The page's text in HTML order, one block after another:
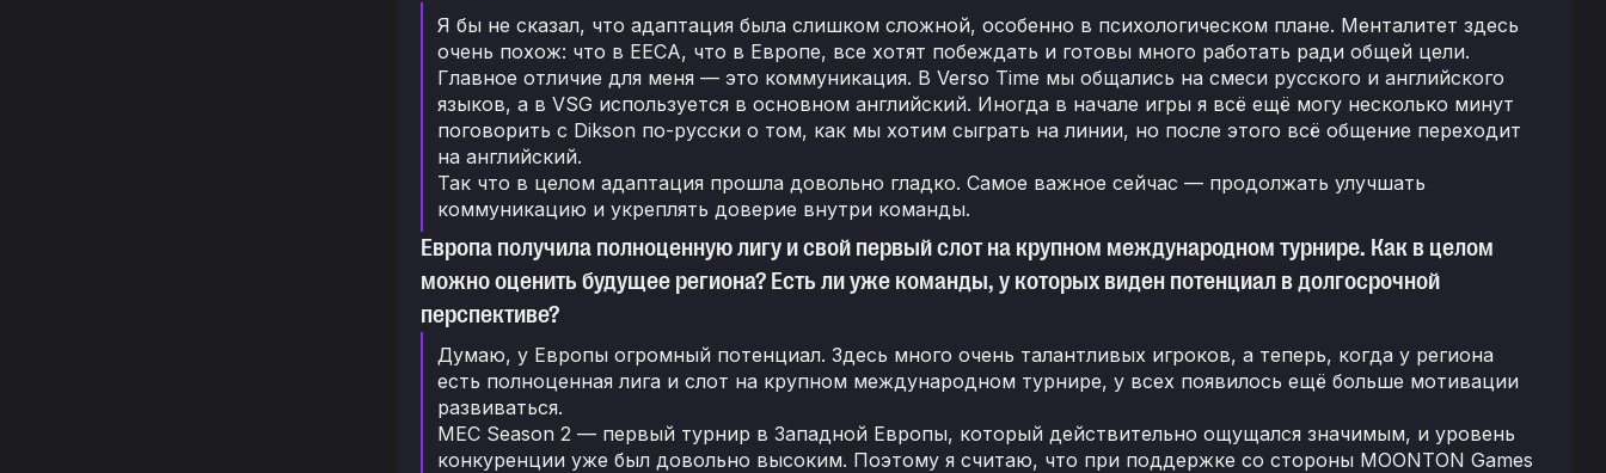
Я бы не сказал, что адаптация была слишком сложной, особенно в психологическом плане. Менталитет здесь
очень похож: что в EECA, что в Европе, все хотят побеждать и готовы много работать ради общей цели.
Главное отличие для меня — это коммуникация. В Verso Time мы общались на смеси русского и английского
языков, а в VSG используется в основном английский. Иногда в начале игры я всё ещё могу несколько минут
поговорить с Dikson по-русски о том, как мы хотим сыграть на линии, но после этого всё общение переходит
на английский.
Так что в целом адаптация прошла довольно гладко. Самое важное сейчас — продолжать улучшать
коммуникацию и укреплять доверие внутри команды.
Европа получила полноценную лигу и свой первый слот на крупном международном турнире. Как в целом
можно оценить будущее региона? Есть ли уже команды, у которых виден потенциал в долгосрочной
перспективе?
Думаю, у Европы огромный потенциал. Здесь много очень талантливых игроков, а теперь, когда у региона
есть полноценная лига и слот на крупном международном турнире, у всех появилось ещё больше мотивации
развиваться.
MEC Season 2 — первый турнир в Западной Европы, который действительно ощущался значимым, и уровень
конкуренции уже был довольно высоким. Поэтому я считаю, что при поддержке со стороны MOONTON Games